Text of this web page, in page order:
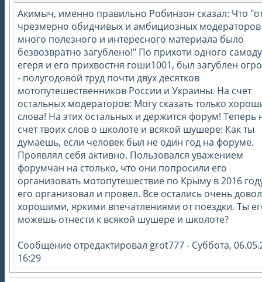
Акимыч, именно правильно Робинзон сказал: Что
чрезмерно обидчивых и амбициозных модераторов
много полезного и интересного материала было
безвозвратно загублено!" По прихоти одного
егеря и его прихвостня гоши1001, был загублен
- полугодовой труд почти двух десятков
мотопутешественников России и Украины. На счет
остальных модераторов: Могу сказать только
слова! На этих остальных и держится форум! Теперь
счет твоих слов о школоте и всякой шушере: Как ты
думаешь, если человек был не один год на форуме.
Проявлял себя активно. Пользовался уважением
форумчан на столько, что они попросили его
организовать мотопутешествие по Крыму в 2016
его организовал и провел. Все остались очень
хорошими, яркими впечатлениями от поездки. Ты
можешь отнести к всякой шушере и школоте?
Сообщение отредактировал grot777- Суббота,
16:29